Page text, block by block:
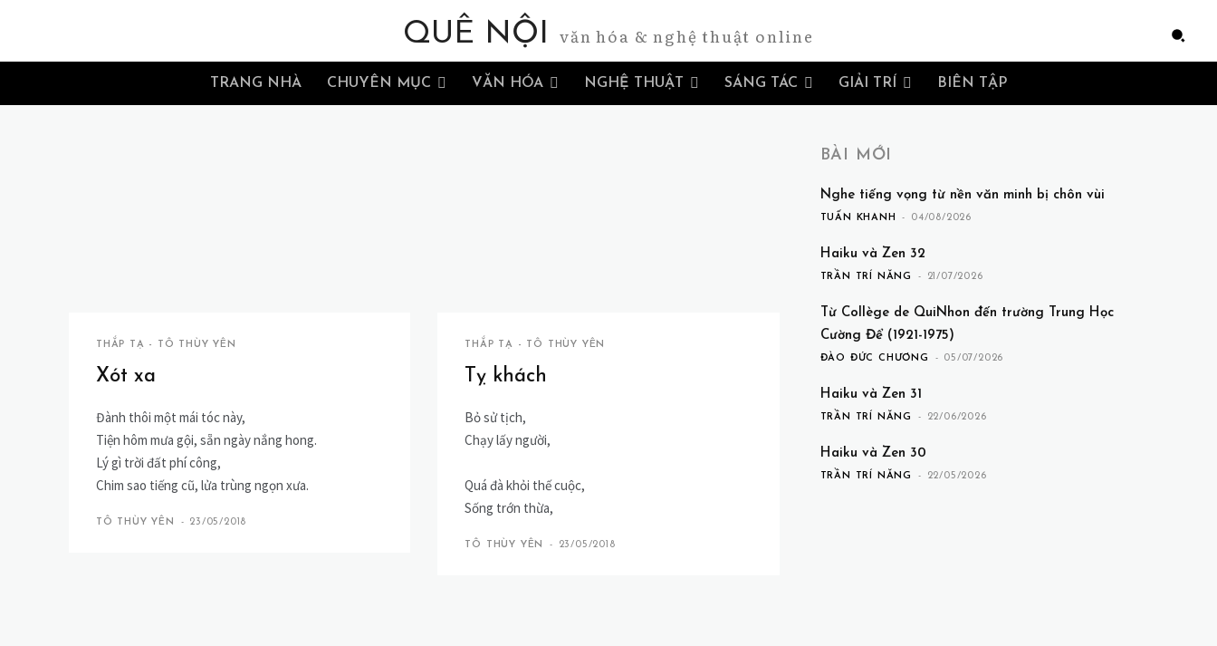
QUÊ NỘI văn hóa & nghệ thuật online
TRANG NHÀ CHUYÊN MỤC VĂN HÓA NGHỆ THUẬT SÁNG TÁC GIẢI TRÍ BIÊN TẬP
THẮP TẠ - TÔ THÙY YÊN
Xót xa
Đành thôi một mái tóc này,
Tiện hôm mưa gội, sẵn ngày nắng hong.
Lý gì trời đất phí công,
Chim sao tiếng cũ, lửa trùng ngọn xưa.
TÔ THÙY YÊN - 23/05/2018
THẮP TẠ - TÔ THÙY YÊN
Tỵ khách
Bỏ sử tịch,
Chạy lấy người,
Quá đà khỏi thế cuộc,
Sống trớn thừa,
TÔ THÙY YÊN - 23/05/2018
BÀI MỚI
Nghe tiếng vọng từ nền văn minh bị chôn vùi
TUẤN KHANH - 04/08/2026
Haiku và Zen 32
TRẦN TRÍ NĂNG - 21/07/2026
Từ Collège de QuiNhon đến trường Trung Học
Cường Để (1921-1975)
ĐÀO ĐỨC CHƯƠNG - 05/07/2026
Haiku và Zen 31
TRẦN TRÍ NĂNG - 22/06/2026
Haiku và Zen 30
TRẦN TRÍ NĂNG - 22/05/2026